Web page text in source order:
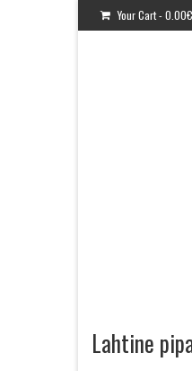
Your Cart-0.00€
Lahtine